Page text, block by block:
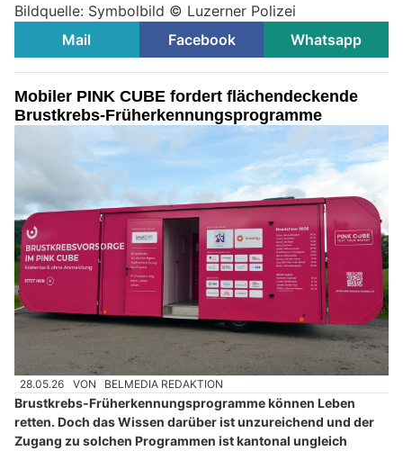
Bildquelle: Symbolbild © Luzerner Polizei
Mail
Facebook Whatsapp
Mobiler PINK CUBE fordert flächendeckende
Brustkrebs-Früherkennungsprogramme
28.05.26 VON BELMEDIA REDAKTION
Brustkrebs-Früherkennungsprogramme können Leben
retten. Doch das Wissen darüber ist unzureichend und der
Zugang zu solchen Programmen ist kantonal ungleich